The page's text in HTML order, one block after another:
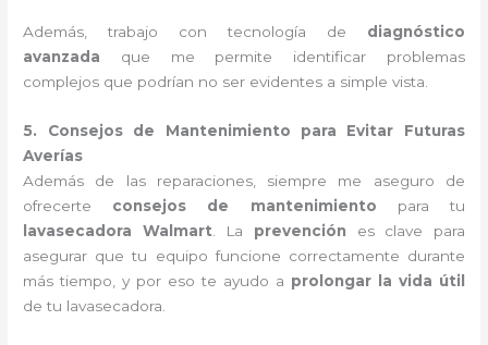
Además, trabajo con tecnología de diagnóstico
avanzada que me permite identificar problemas
complejos que podrían no ser evidentes a simple vista.
5. Consejos de Mantenimiento para Evitar Futuras
Averías
Además de las reparaciones, siempre me aseguro de
ofrecerte consejos de mantenimiento para tu
lavasecadora Walmart . La prevención es clave para
asegurar que tu equipo funcione correctamente durante
más tiempo, y por eso te ayudo a prolongar la vida útil
de tu lavasecadora.